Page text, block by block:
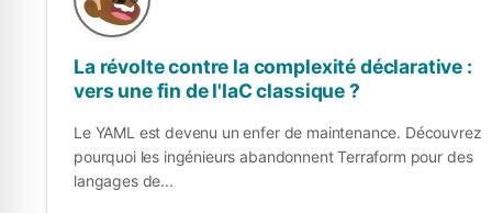
La révolte contre la complexité déclarative :
vers une fin de l'IaC classique ?
Le YAML est devenu un enfer de maintenance. Découvrez
pourquoi les ingénieurs abandonnent Terraform pour des
langages de...